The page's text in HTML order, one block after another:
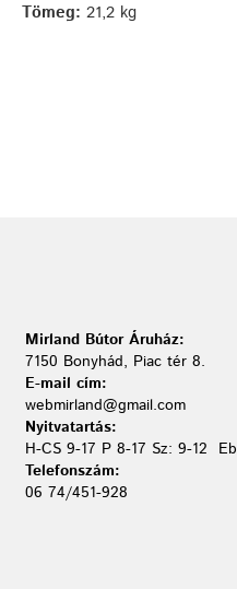
Tömeg: 21,2 kg
Mirland Bútor Áruház:
7150 Bonyhád, Piac tér 8.
E-mail cím:
webmirland@gmail.com
Nyitvatartás:
H-CS 9-17 P 8-17 Sz: 9-12
Telefonszám:
06 74/451-928